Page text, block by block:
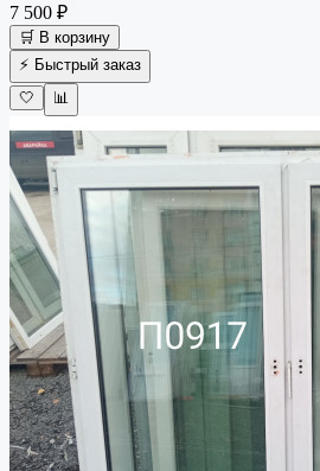
7 500 ₽
🛒 В корзину
⚡ Быстрый заказ
🤍
📊